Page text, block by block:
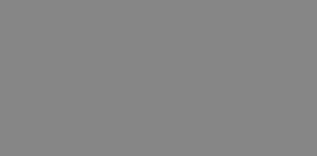
og bruges til at
websteder.
af websteder skrevet i